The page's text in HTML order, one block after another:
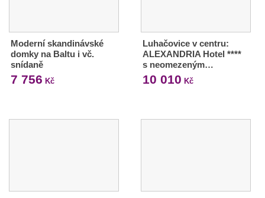
Moderní skandinávské
domky na Baltu i vč.
snídaně
7 756 Kč
Luhačovice v centru:
ALEXANDRIA Hotel ****
s neomezeným…
10 010 Kč